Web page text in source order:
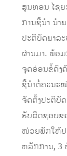
ສູນທອນ ໄຊຍ
ການຊີ້ນຳ-ນ
ປະຕິບັດພາລ
ຜ່ານມາ. ພ້ອ
ຈຸດອ່ອນຂໍ້ຄົງ
ຊີ້ນຳຕໍ່ຄະນະ
ຈັດຕັ້ງປະຕິບັ
ຮັບຜິດຊອບຂ
ໜ່ວຍພັກໃຫ້ປ
ຫລັກການ, 3